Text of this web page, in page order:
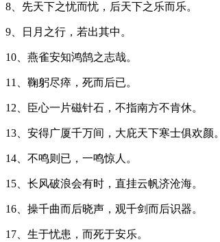
8、先天下之忧而忧，后天下之乐而乐。
9、日月之行，若出其中。
10、燕雀安知鸿鹄之志哉。
11、鞠躬尽瘁，死而后已。
12、臣心一片磁针石，不指南方不肯休。
13、安得广厦千万间，大庇天下寒士俱欢颜。
14、不鸣则已，一鸣惊人。
15、长风破浪会有时，直挂云帆济沧海。
16、操千曲而后晓声，观千剑而后识器。
17、生于忧患，而死于安乐。